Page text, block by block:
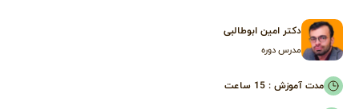
دکتر امین ابوطالبی
مدرس دوره
مدت آموزش :15 ساعت